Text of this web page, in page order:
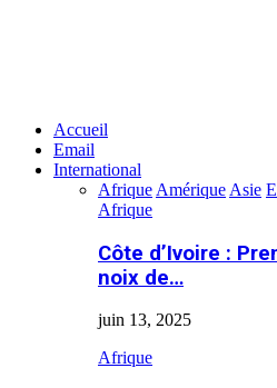
Accueil
Email
International
Afrique Amérique Asie
Afrique
Côte d’Ivoire :
noix de…
juin 13, 2025
Afrique